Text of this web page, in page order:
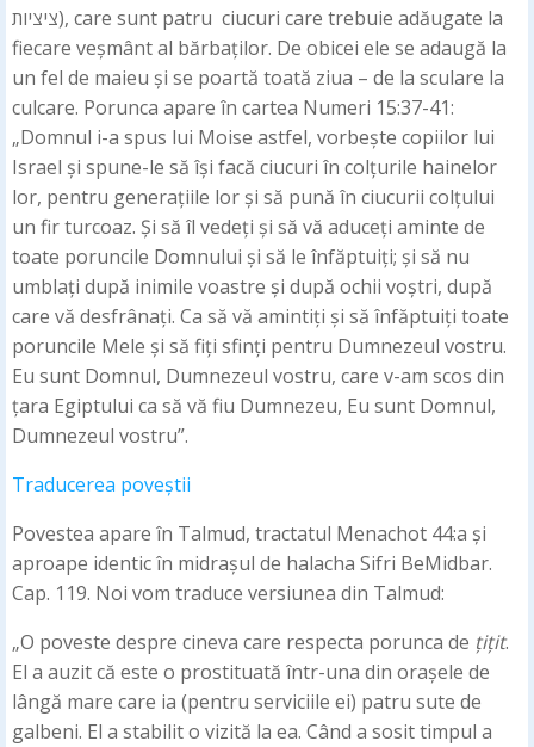
ציציות), care sunt patru ciucuri care trebuie adăugate la
fiecare veșmânt al bărbaților. De obicei ele se adaugă la
un fel de maieu și se poartă toată ziua – de la sculare la
culcare. Porunca apare în cartea Numeri 15:37-41:
„Domnul i-a spus lui Moise astfel, vorbește copiilor lui
Israel și spune-le să își facă ciucuri în colțurile hainelor
lor, pentru generațiile lor și să pună în ciucurii colțului
un fir turcoaz. Și să îl vedeți și să vă aduceți aminte de
toate poruncile Domnului și să le înfăptuiți; și să nu
umblați după inimile voastre și după ochii voștri, după
care vă desfrânați. Ca să vă amintiți și să înfăptuiți toate
poruncile Mele și să fiți sfinți pentru Dumnezeul vostru.
Eu sunt Domnul, Dumnezeul vostru, care v-am scos din
țara Egiptului ca să vă fiu Dumnezeu, Eu sunt Domnul,
Dumnezeul vostru”.
Traducerea poveștii
Povestea apare în Talmud, tractatul Menachot 44:a și
aproape identic în midrașul de halacha Sifri BeMidbar.
Cap. 119. Noi vom traduce versiunea din Talmud:
„O poveste despre cineva care respecta porunca de țițit.
El a auzit că este o prostituată într-una din orașele de
lângă mare care ia (pentru serviciile ei) patru sute de
galbeni. El a stabilit o vizită la ea. Când a sosit timpul a